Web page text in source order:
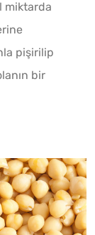
miktarda
pişirilip
bir